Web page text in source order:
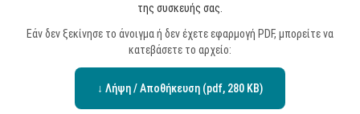
της συσκευής σας.
Εάν δεν ξεκίνησε το άνοιγμα ή δεν έχετε εφαρμογή PDF, μπορείτε να
κατεβάσετε το αρχείο:
↓ Λήψη / Αποθήκευση (pdf, 280 KB)